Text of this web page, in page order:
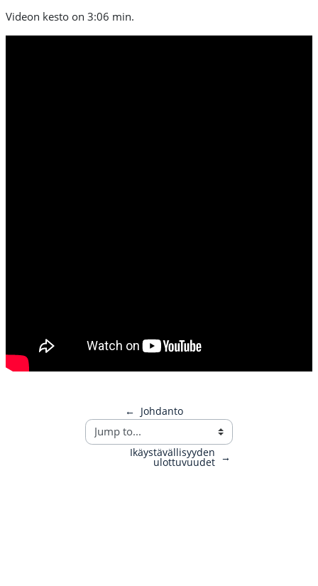
Videon kesto on 3:06 min.
← Johdanto
→
Ikäystävällisyyden
ulottuvuudet